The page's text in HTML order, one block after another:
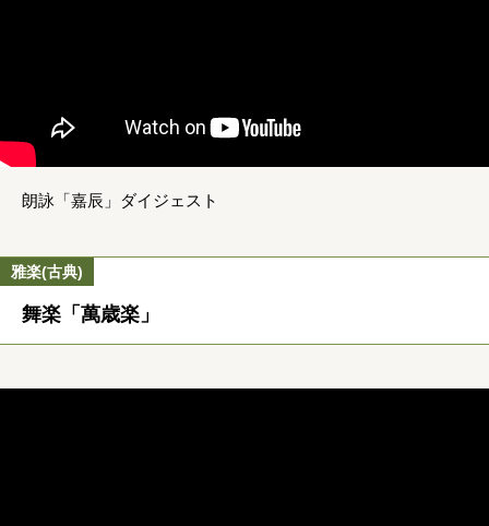
朗詠「嘉辰」ダイジェスト
雅楽(古典)
舞楽「萬歳楽」